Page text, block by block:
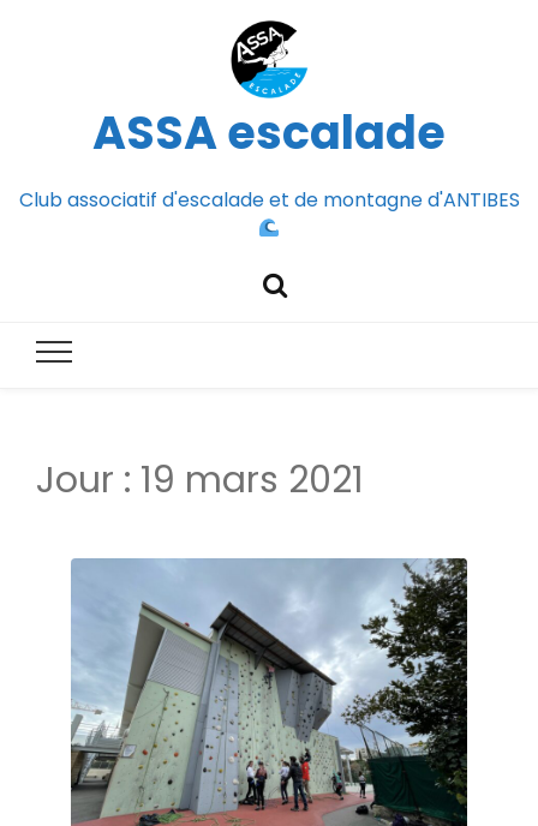
ASSA escalade
Club associatif d'escalade et de montagne d'ANTIBES
Jour : 19 mars 2021